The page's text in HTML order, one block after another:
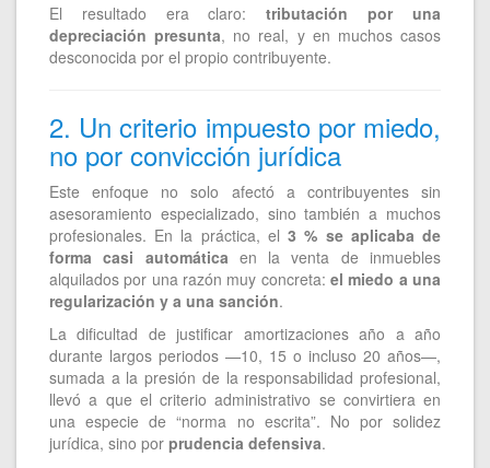
El resultado era claro:tributación por una
depreciación presunta, no real, y en muchos casos
desconocida por el propio contribuyente.
2. Un criterio impuesto por miedo,
no por convicción jurídica
Este enfoque no solo afectó a contribuyentes sin
asesoramiento especializado, sino también a muchos
profesionales. En la práctica, el3 % se aplicaba de
forma casi automática en la venta de inmuebles
alquilados por una razón muy concreta: el miedo a una
regularización y a una sanción.
La dificultad de justificar amortizaciones año a año
durante largos periodos —10, 15 o incluso 20 años—,
sumada a la presión de la responsabilidad profesional,
llevó a que el criterio administrativo se convirtiera en
una especie de “norma no escrita”. No por solidez
jurídica, sino por prudencia defensiva.